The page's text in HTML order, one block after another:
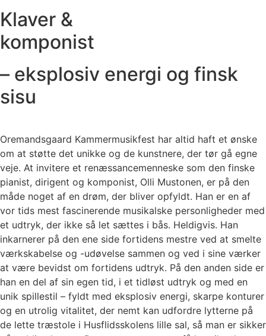
Klaver &
komponist
– eksplosiv energi og finsk
sisu
Oremandsgaard Kammermusikfest har altid haft et ønske
om at støtte det unikke og de kunstnere, der tør gå egne
veje. At invitere et renæssancemenneske som den finske
pianist, dirigent og komponist, Olli Mustonen, er på den
måde noget af en drøm, der bliver opfyldt. Han er en af
vor tids mest fascinerende musikalske personligheder med
et udtryk, der ikke så let sættes i bås. Heldigvis. Han
inkarnerer på den ene side fortidens mestre ved at smelte
værkskabelse og -udøvelse sammen og ved i sine værker
at være bevidst om fortidens udtryk. På den anden side er
han en del af sin egen tid, i et tidløst udtryk og med en
unik spillestil – fyldt med eksplosiv energi, skarpe konturer
og en utrolig vitalitet, der nemt kan udfordre lytterne på
de lette træstole i Husflidsskolens lille sal, så man er sikker